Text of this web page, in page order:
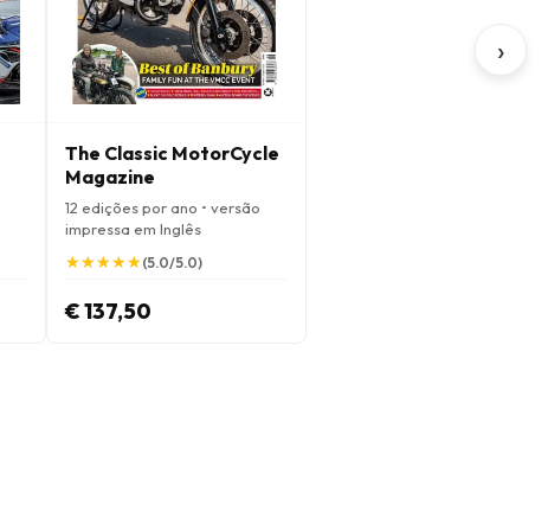
The Classic MotorCycle
Magazine
12 edições por ano • versão
impressa em Inglês
★
★★
★★
★★
★★
★(5.0/5.0)
€ 137,50
›